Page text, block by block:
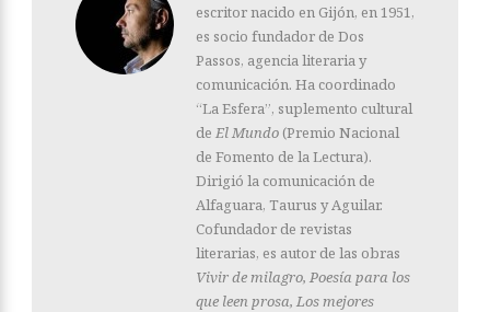
escritor nacido en Gijón, en 1951,
es socio fundador de Dos
Passos, agencia literaria y
comunicación. Ha coordinado
“La Esfera”, suplemento cultural
de El Mundo (Premio Nacional
de Fomento de la Lectura).
Dirigió la comunicación de
Alfaguara, Taurus y Aguilar.
Cofundador de revistas
literarias, es autor de las obras
Vivir de milagro, Poesía para los
que leen prosa, Los mejores